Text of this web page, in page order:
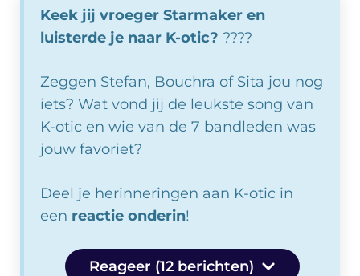
Keek jij vroeger Starmaker en
luisterde je naar K-otic? ????
Zeggen Stefan, Bouchra of Sita jou nog
iets? Wat vond jij de leukste song van
K-otic en wie van de 7 bandleden was
jouw favoriet?
Deel je herinneringen aan K-otic in
een reactie onderin!
Reageer (12 berichten)